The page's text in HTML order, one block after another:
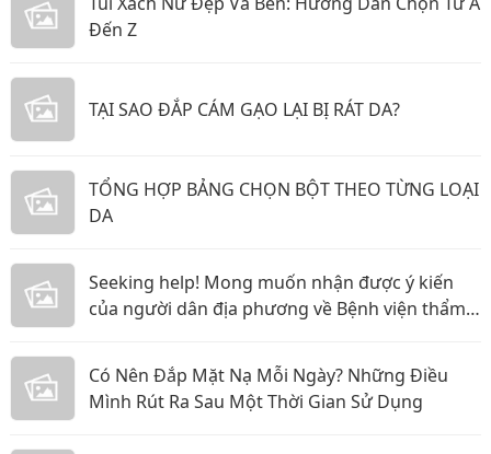
Đến Z
TẠI SAO ĐẮP CÁM GẠO LẠI BỊ RÁT DA?
TỔNG HỢP BẢNG CHỌN BỘT THEO TỪNG LOẠI
DA
Seeking help! Mong muốn nhận được ý kiến
của người dân địa phương về Bệnh viện thẩm
Có Nên Đắp Mặt Nạ Mỗi Ngày? Những Điều
Mình Rút Ra Sau Một Thời Gian Sử Dụng